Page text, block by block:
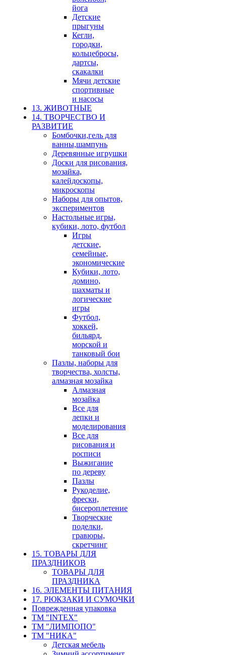
йога
Детские
прыгуны
Кегли,
городки,
кольцебросы,
дартсы,
скакалки
Мячи детские
спортивные
и насосы
13. ЖИВОТНЫЕ
14. ТВОРЧЕСТВО И
РАЗВИТИЕ
Бомбочки,гель для
ванны,шампунь
Деревянные игрушки
Доски для рисования,
мозайка,
калейдоскопы,
микроскопы
Наборы для опытов,
экспериментов
Настольные игры,
кубики, лото, футбол
Игры
детские,
семейные,
экономические
Кубики, лото,
домино,
шахматы и
логические
игры
Футбол,
хоккей,
бильярд,
морской и
танковый бои
Пазлы, наборы для
творчества, холсты,
алмазная мозайка
Алмазная
мозайка
Все для
лепки и
моделирования
Все для
рисования и
росписи
Выжигание
по дереву
Пазлы
Рукоделие,
фрески,
бисероплетение
Творческие
поделки,
гравюры,
скретчинг
15. ТОВАРЫ ДЛЯ
ПРАЗДНИКОВ
ТОВАРЫ ДЛЯ
ПРАЗДНИКА
16. ЭЛЕМЕНТЫ ПИТАНИЯ
17. РЮКЗАКИ И СУМОЧКИ
Поврежденная упаковка
ТМ "INTEX"
ТМ "ЛИМПОПО"
ТМ "НИКА"
Детская мебель